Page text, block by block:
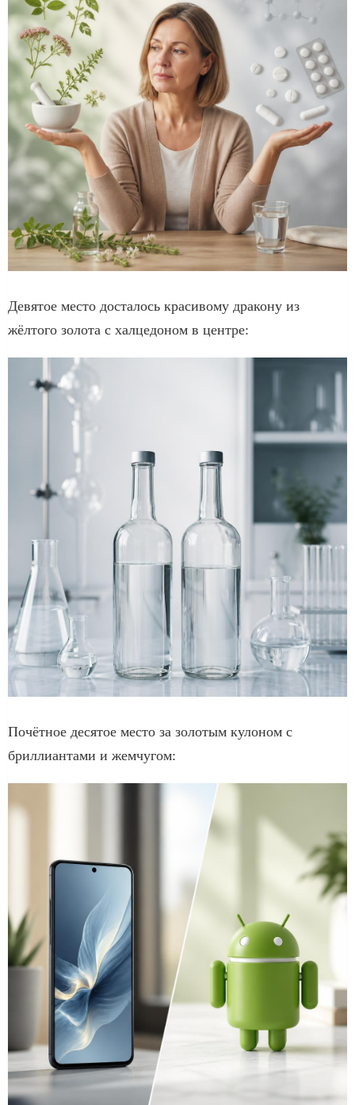
Девятое место досталось красивому дракону из
жёлтого золота с халцедоном в центре:
Почётное десятое место за золотым кулоном с
бриллиантами и жемчугом: